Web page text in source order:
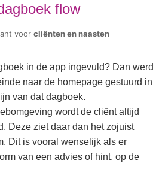
flow
voor cliënten en naasten
in de app ingevuld? Dan werd
naar de homepage gestuurd in
van dat dagboek.
wordt de cliënt altijd
Deze ziet daar dan het zojuist
Dit is vooral wenselijk als er
van een advies of hint, op de